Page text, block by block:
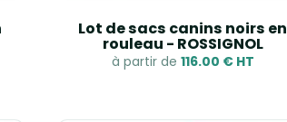
Lot de sacs canins noirs en
rouleau - ROSSIGNOL
à partir de 116.00 € HT